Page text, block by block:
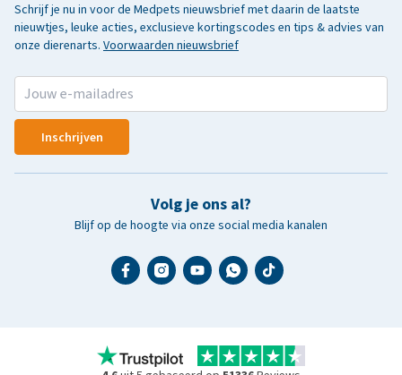
Schrijf je nu in voor de Medpets nieuwsbrief met daarin de laatste
nieuwtjes, leuke acties, exclusieve kortingscodes en tips & advies van
onze dierenarts. Voorwaarden nieuwsbrief
Inschrijven
Volg je ons al?
Blijf op de hoogte via onze social media kanalen